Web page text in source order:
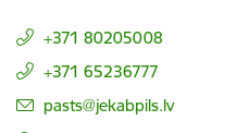
+371 80205008
+371 65236777
E-pasts:
pasts@jekabpils.lv